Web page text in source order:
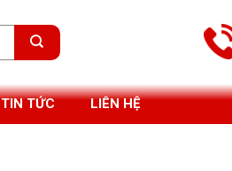
TIN TỨC LIÊN HỆ